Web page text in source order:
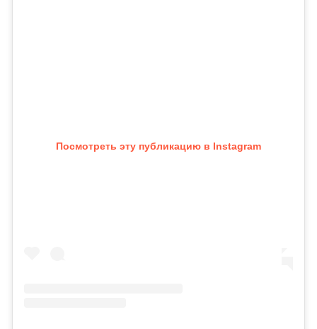
Посмотреть эту публикацию в Instagram